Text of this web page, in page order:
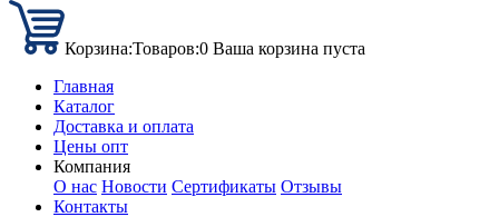
Корзина:Товаров:0 Ваша корзина пуста
Главная
Каталог
Доставка и оплата
Цены опт
Компания
О нас Новости Сертификаты Отзывы
Контакты